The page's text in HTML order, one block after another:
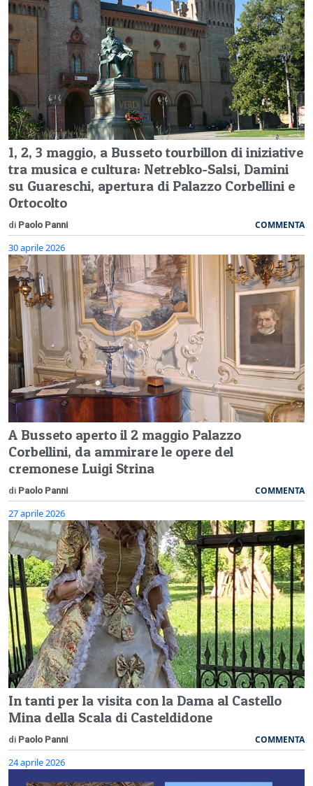
1, 2, 3 maggio, a Busseto tourbillon di iniziative
tra musica e cultura: Netrebko-Salsi, Damini
su Guareschi, apertura di Palazzo Corbellini e
Ortocolto
di Paolo Panni COMMENTA
30 aprile 2026
A Busseto aperto il 2 maggio Palazzo
Corbellini, da ammirare le opere del
cremonese Luigi Strina
di Paolo Panni COMMENTA
27 aprile 2026
In tanti per la visita con la Dama al Castello
Mina della Scala di Casteldidone
di Paolo Panni COMMENTA
24 aprile 2026